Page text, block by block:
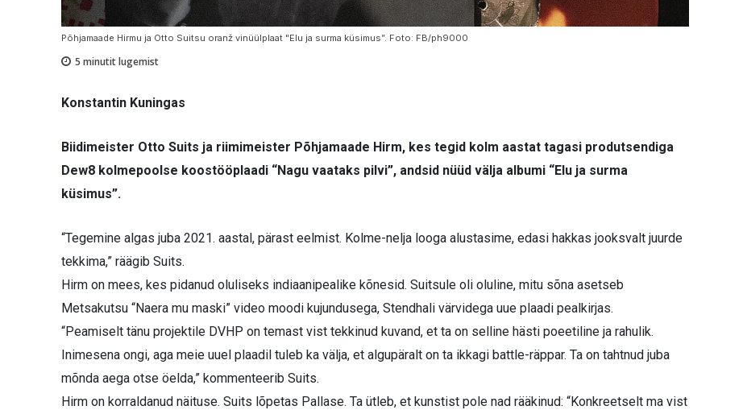
Põhjamaade Hirmu ja Otto Suitsu oranž vinüülplaat "Elu ja surma küsimus”. Foto: FB/ph9000
5 minutit lugemist
Konstantin Kuningas
Biidimeister Otto Suits ja riimimeister Põhjamaade Hirm, kes tegid kolm aastat tagasi produtsendiga
Dew8 kolmepoolse koostööplaadi “Nagu vaataks pilvi”, andsid nüüd välja albumi “Elu ja surma
küsimus”.
“Tegemine algas juba 2021. aastal, pärast eelmist. Kolme-nelja looga alustasime, edasi hakkas jooksvalt juurde
tekkima,” räägib Suits.
Hirm on mees, kes pidanud oluliseks indiaanipealike kõnesid. Suitsule oli oluline, mitu sõna asetseb
Metsakutsu “Naera mu maski” video moodi kujundusega, Stendhali värvidega uue plaadi pealkirjas.
“Peamiselt tänu projektile DVHP on temast vist tekkinud kuvand, et ta on selline hästi poeetiline ja rahulik.
Inimesena ongi, aga meie uuel plaadil tuleb ka välja, et algupäralt on ta ikkagi battle-räppar. Ta on tahtnud juba
mõnda aega otse öelda,” kommenteerib Suits.
Hirm on korraldanud näituse. Suits lõpetas Pallase. Ta ütleb, et kunstist pole nad rääkinud: “Konkreetselt ma vist